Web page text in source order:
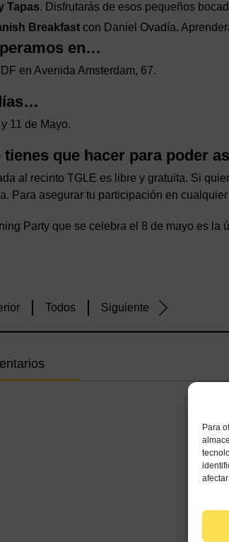
Para
Tapas. Disfrutarás de esos pequeños
Breakfast con Daniel Ovadía.
en…
en Avenida Amsterdam, 67.
11 de Mayo.
tienes que hacer para poder
al recinto TGLE es libre y gratuita. Si
Para asegurar tu participación en
Party que se celebra el 8 de mayo es
Todos Siguiente